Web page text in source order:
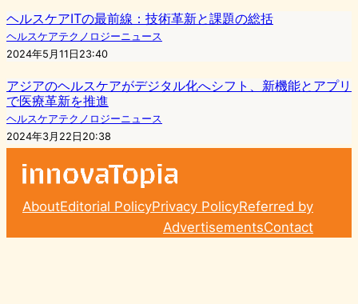
ヘルスケアITの最前線：技術革新と課題の総括
ヘルスケアテクノロジーニュース
2024年5月11日23:40
アジアのヘルスケアがデジタル化へシフト、新機能とアプリ
で医療革新を推進
ヘルスケアテクノロジーニュース
2024年3月22日20:38
AboutEditorial PolicyPrivacy PolicyReferred by
AdvertisementsContact